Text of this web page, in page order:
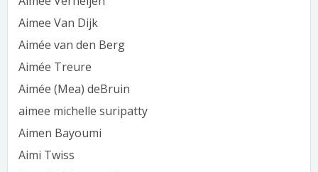
Aimee Van Dijk
Aimée van den Berg
Aimée Treure
Aimée (Mea) deBruin
aimee michelle suripatty
Aimen Bayoumi
Aimi Twiss